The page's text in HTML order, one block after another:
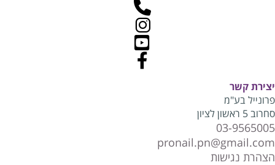
יצירת קשר
פרונייל בע"מ
סחרוב 5 ראשון לציון
03-9565005
pronail.pn@gmail.com
הצהרת נגישות